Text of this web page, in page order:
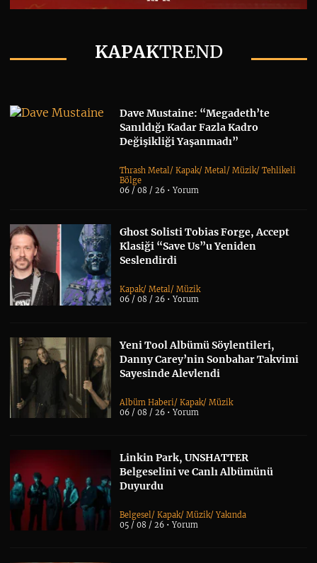
KAPAKTREND
Dave Mustaine: “Megadeth’te
Sanıldığı Kadar Fazla Kadro
Değişikliği Yaşanmadı”
Thrash Metal/Kapak/Metal/Müzik/Tehlikeli
Bölge
06 / 08 / 26 •Yorum
Ghost Solisti Tobias Forge, Accept
Klasiği “Save Us”u Yeniden
Seslendirdi
Kapak/Metal/Müzik
06 / 08 / 26 •Yorum
Yeni Tool Albümü Söylentileri,
Danny Carey’nin Sonbahar Takvimi
Sayesinde Alevlendi
Albüm Haberi/Kapak/Müzik
06 / 08 / 26 •Yorum
Linkin Park, UNSHATTER
Belgeselini ve Canlı Albümünü
Duyurdu
Belgesel/Kapak/Müzik/Yakında
05 / 08 / 26 •Yorum